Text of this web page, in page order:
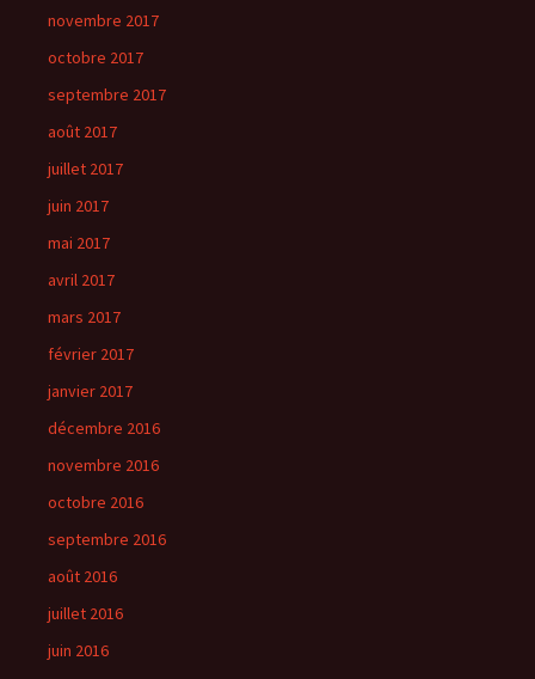
novembre 2017
octobre 2017
septembre 2017
août 2017
juillet 2017
juin 2017
mai 2017
avril 2017
mars 2017
février 2017
janvier 2017
décembre 2016
novembre 2016
octobre 2016
septembre 2016
août 2016
juillet 2016
juin 2016